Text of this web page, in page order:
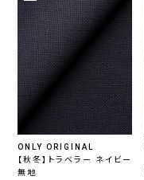
ONLY ORIGINAL
【秋冬】トラベラー ネイビー
無地